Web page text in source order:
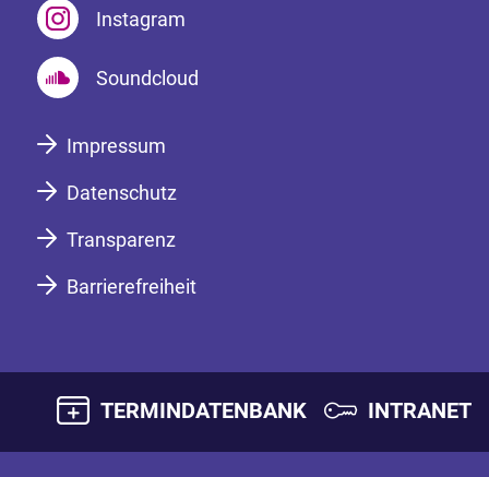
Instagram
Soundcloud
Impressum
Datenschutz
Transparenz
Barrierefreiheit
TERMINDATENBANK INTRANET